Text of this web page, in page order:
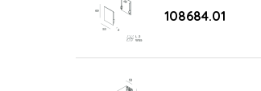
108684.01